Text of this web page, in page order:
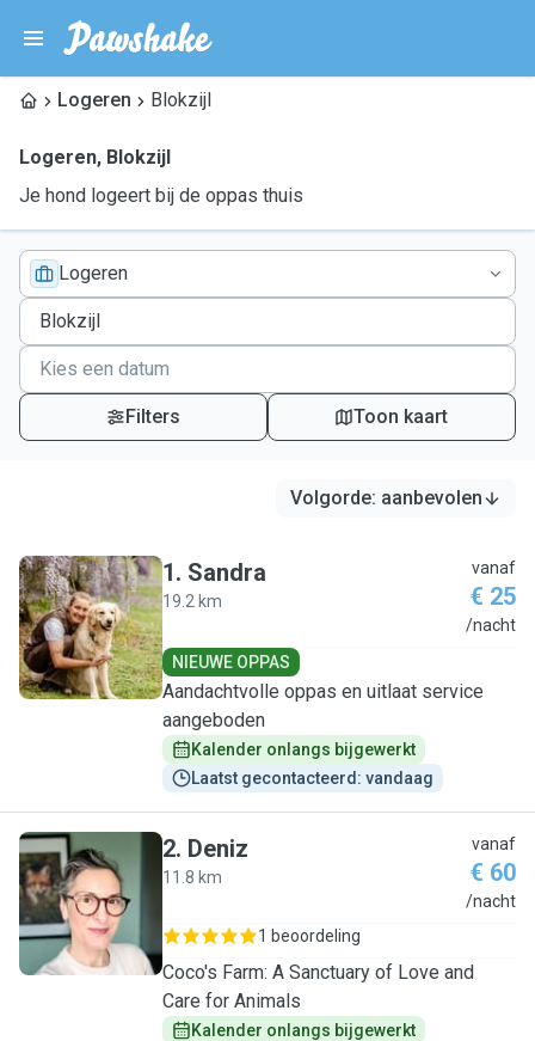
Logeren Blokzijl
Logeren, Blokzijl
Je hond logeert bij de oppas thuis
Logeren
Filters Toon kaart
Volgorde: aanbevolen
S
1. Sandra
19.2 km
vanaf
€ 25
/nacht
NIEUWE OPPAS
Aandachtvolle oppas en uitlaat service
aangeboden
Kalender onlangs bijgewerkt
Laatst gecontacteerd: vandaag
D
2. Deniz
11.8 km
vanaf
€ 60
/nacht
1 beoordeling
Coco's Farm: A Sanctuary of Love and
Care for Animals
Kalender onlangs bijgewerkt